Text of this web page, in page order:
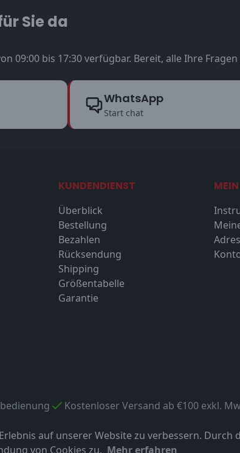
auf unserer Website zu verbessern. Durch
von Cookies zu. Mehr erfahren
Sie da
09:00 bis 17:30 verfügbar. Bereit, alle Ihre
WhatsApp
Start chat
KUNDENDIENST
Überblick
Bestellung
Bezahlen
Rücksendung
Shipping
Größentabelle
Garantie
Kostenloser Versand ab €100 exkl.